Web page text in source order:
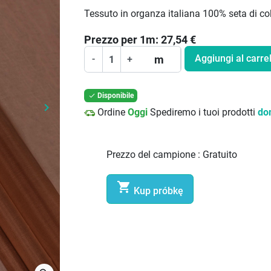
Prossimo
keyboard_arrow_right
Tessuto in organza italiana 100% seta di
Prezzo per 1m: 27,54€
- + m Aggiungi al
 Disponibile
Ordine Oggi Spediremo i tuoi prodotti
Prezzo del campione : Gratuito
 Kup próbkę